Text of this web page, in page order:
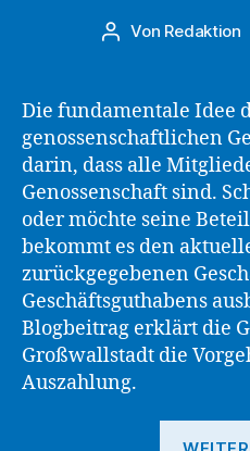
Beitragsautor
Von Redaktion
Die fundamentale Idee
genossenschaftlichen
darin, dass alle
Genossenschaft sind.
oder möchte seine
bekommt es den
zurückgegebenen
Geschäftsguthabens
Blogbeitrag erklärt die
Großwallstadt die
Auszahlung.